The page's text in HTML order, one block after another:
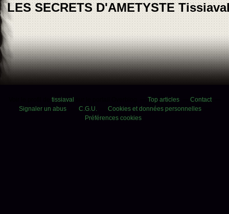
LES SECRETS D'AMETYSTE
tissiaval Top articles
Contact
Signaler un abus
C.G.U.
Cookies et données personnelles
Préférences cookies